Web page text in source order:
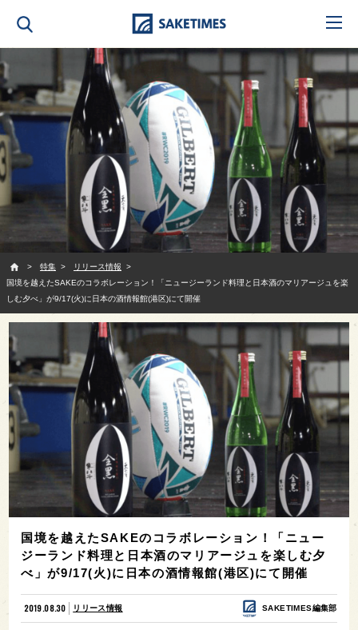
特集
リリース情報
国境を越えたSAKEのコラボレーション！「ニュージーランド料理と日本酒のマリアージュを楽
しむ夕べ」が9/17(火)に日本の酒情報館(港区)にて開催
国境を越えたSAKEのコラボレーション！「ニュー
ジーランド料理と日本酒のマリアージュを楽しむ夕
べ」が9/17(火)に日本の酒情報館(港区)にて開催
2019.08.30 リリース情報 SAKETIMES編集部